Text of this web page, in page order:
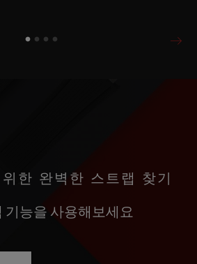
한 완벽한 스트랩 찾기
기능을 사용해보세요